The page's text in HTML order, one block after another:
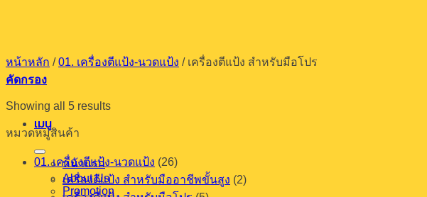
เนื้อหา
เมนู
หน้าแรก
About Us
Promotion
หน้าหลัก / 01. เครื่องตีแป้ง-นวดแป้ง /เครื่องตีแป้ง สำหรับมือโปร
คัดกรอง
Showing all 5 results
หมวดหมู่สินค้า
01. เครื่องตีแป้ง-นวดแป้ง (26)
เครื่องตีแป้ง สำหรับมืออาชีพขั้นสูง (2)